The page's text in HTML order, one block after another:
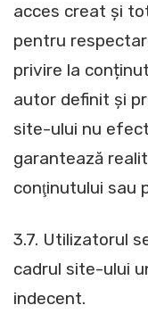
acces creat și
pentru
privire la
autor definit și
site-ului nu
garantează
conţinutului sau
3.7. Utilizatorul
cadrul site-ului
indecent.